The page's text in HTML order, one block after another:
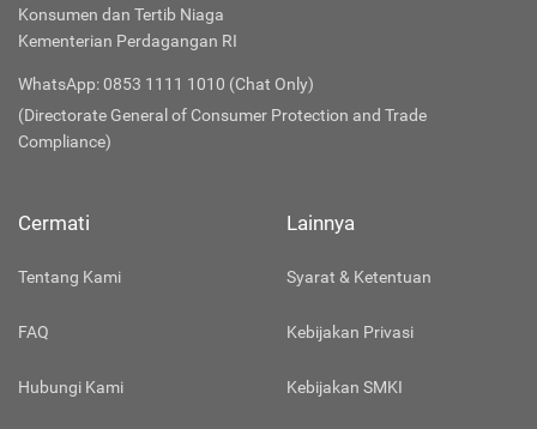
Konsumen dan Tertib Niaga
Kementerian Perdagangan RI
WhatsApp: 0853 1111 1010 (Chat Only)
(Directorate General of Consumer Protection and Trade
Compliance)
Cermati
Tentang Kami
FAQ
Hubungi Kami
Lainnya
Syarat & Ketentuan
Kebijakan Privasi
Kebijakan SMKI